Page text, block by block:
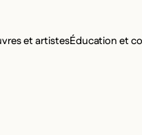
et artistesÉducation et